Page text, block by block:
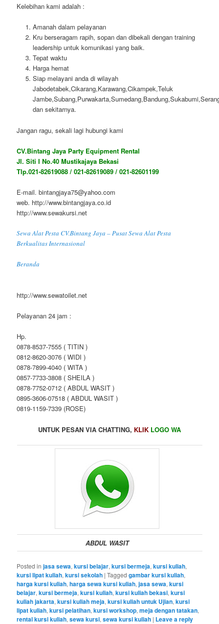
Kelebihan kami adalah :
Amanah dalam pelayanan
Kru berseragam rapih, sopan dan dibekali dengan training
leadership untuk komunikasi yang baik.
Tepat waktu
Harga hemat
Siap melayani anda di wilayah
Jabodetabek,Cikarang,Karawang,Cikampek,Teluk
dan sekitarnya.
Jangan ragu, sekali lagi hubungi kami
CV.Bintang Jaya Party Equipment Rental
Jl. Siti I No.40 Mustikajaya Bekasi
Tlp.021-82619088 / 021-82619089 / 021-82601199
E-mail. bintangjaya75@yahoo.com
web. http://www.bintangjaya.co.id
http://www.sewakursi.net
Sewa Alat Pesta CV.Bintang Jaya – Pusat Sewa Alat Pesta
Berkualitas Internasional
Beranda
http://www.sewatoilet.net
Pelayanan 24 jam :
Hp.
0878-8537-7555 ( TITIN )
0812-8620-3076 ( WIDI )
0878-7899-4040 ( WITA )
0857-7733-3808 ( SHEILA )
0878-7752-0712 ( ABDUL WASIT )
0895-3606-07518 ( ABDUL WASIT )
0819-1159-7339 (ROSE)
UNTUK PESAN VIA CHATTING, KLIK LOGO WA
ABDUL WASIT
Posted in jasa sewa,kursi belajar,kursi bermeja,kursi kuliah,
kursi lipat kuliah,kursi sekolah |Tagged gambar kursi kuliah,
harga kursi kuliah,harga sewa kursi kuliah,jasa sewa,kursi
belajar,kursi bermeja,kursi kuliah,kursi kuliah bekasi,kursi
kuliah jakarta,kursi kuliah meja,kursi kuliah untuk Ujian,kursi
lipat kuliah,kursi pelatihan,kursi workshop,meja dengan tatakan,
rental kursi kuliah,sewa kursi,sewa kursi kuliah | Leave a reply